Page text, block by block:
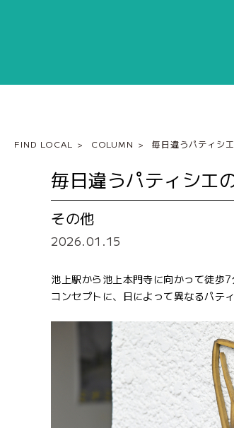
FIND LOCAL COLUMN 毎日違うパティシ
毎日違うパティシエ
その他
2026.01.15
池上駅から池上本門寺に向かって徒歩
コンセプトに、日によって異なるパテ